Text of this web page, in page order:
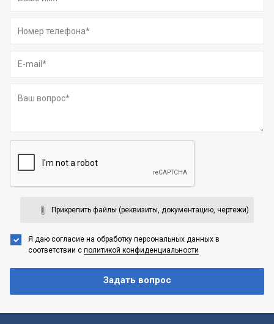
Прикрепить файлы (реквизиты, документацию, чертежи)
Я даю согласие на обработку персональных данных в
соответствии с политикой конфиденциальности